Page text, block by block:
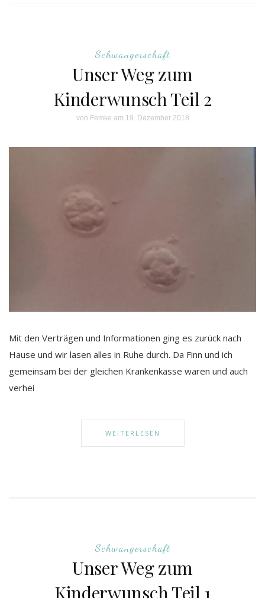
Schwangerschaft
Unser Weg zum
Kinderwunsch Teil 2
von Femke am 19. Dezember 2018
Mit den Verträgen und Informationen ging es zurück nach
Hause und wir lasen alles in Ruhe durch. Da Finn und ich
gemeinsam bei der gleichen Krankenkasse waren und auch
verhei
WEITERLESEN
Schwangerschaft
Unser Weg zum
Kinderwunsch Teil 1